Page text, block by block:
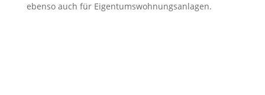
ebenso auch für Eigentumswohnungsanlagen.